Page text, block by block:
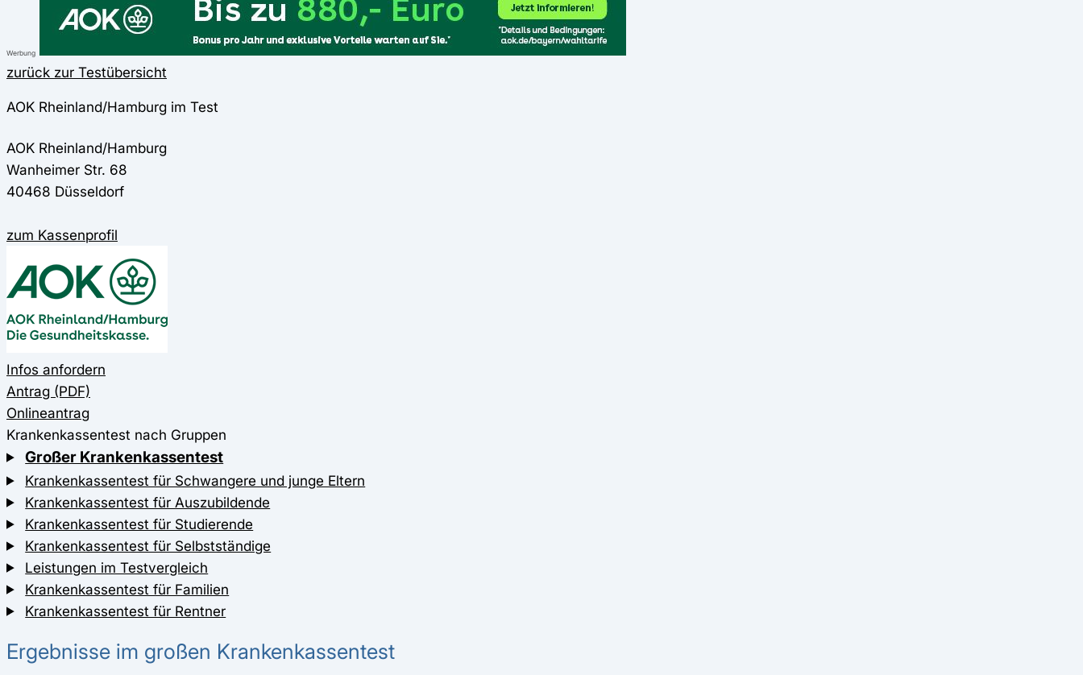
Werbung
zurück zur Testübersicht
AOK Rheinland/Hamburg im Test
AOK Rheinland/Hamburg
Wanheimer Str. 68
40468 Düsseldorf
zum Kassenprofil
Infos anfordern
Antrag (PDF)
Onlineantrag
Krankenkassentest nach Gruppen
Großer Krankenkassentest
Krankenkassentest für Schwangere und junge Eltern
Krankenkassentest für Auszubildende
Krankenkassentest für Studierende
Krankenkassentest für Selbstständige
Leistungen im Testvergleich
Krankenkassentest für Familien
Krankenkassentest für Rentner
Ergebnisse im großen Krankenkassentest